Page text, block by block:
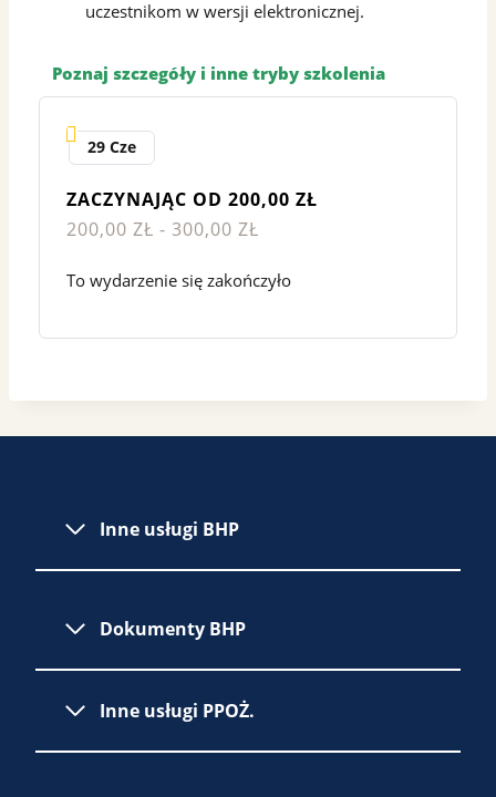
uczestnikom w wersji elektronicznej.
Poznaj szczegóły i inne tryby szkolenia
29 Cze
ZACZYNAJĄC OD 200,00 ZŁ
200,00 ZŁ - 300,00 ZŁ
To wydarzenie się zakończyło
Inne usługi BHP
Dokumenty BHP
Inne usługi PPOŻ.